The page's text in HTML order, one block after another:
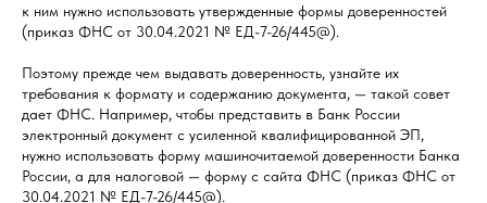
к ним нужно использовать утвержденные формы доверенностей
(приказ ФНС от 30.04.2021 № ЕД-7-26/445@).
Поэтому прежде чем выдавать доверенность, узнайте их
требования к формату и содержанию документа, — такой совет
дает ФНС. Например, чтобы представить в Банк России
электронный документ с усиленной квалифицированной ЭП,
нужно использовать форму машиночитаемой доверенности Банка
России, а для налоговой — форму с сайта ФНС (приказ ФНС от
30.04.2021 № ЕД-7-26/445@).